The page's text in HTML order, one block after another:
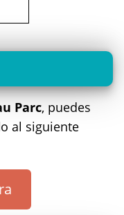
Parc, puedes
al siguiente